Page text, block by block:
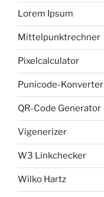
Lorem Ipsum
Mittelpunktrechner
Pixelcalculator
Punicode-Konverter
QR-Code Generator
Vigenerizer
W3 Linkchecker
Wilko Hartz